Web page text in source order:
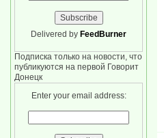
Delivered by FeedBurner
Подписка только на новости, что
публикуются на первой Говорит
Донецк
Enter your email address: